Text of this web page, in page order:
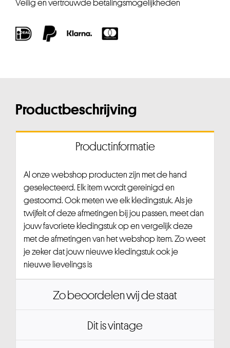
Veilig en vertrouwde betalingsmogelijkheden
Productbeschrijving
Productinformatie
Al onze webshop producten zijn met de hand
geselecteerd. Elk item wordt gereinigd en
gestoomd. Ook meten we elk kledingstuk. Als je
twijfelt of deze afmetingen bij jou passen, meet dan
jouw favoriete kledingstuk op en vergelijk deze
met de afmetingen van het webshop item. Zo weet
je zeker dat jouw nieuwe kledingstuk ook je
nieuwe lievelings is
Zo beoordelen wij de staat
Dit is vintage